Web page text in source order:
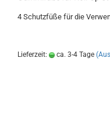
4 Schutzfüße für die
Lieferzeit: ca. 3-4 Tage